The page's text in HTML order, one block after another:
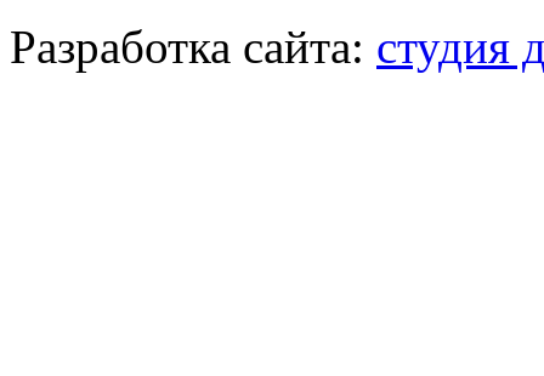
Разработка сайта: студия